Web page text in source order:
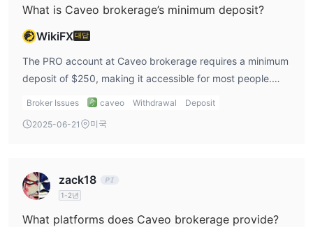
What is Caveo brokerage’s minimum deposit?
WikiFX대답
The PRO account at Caveo brokerage requires a minimum
deposit of $250, making it accessible for most people.
However, the Elite account requires a much higher deposit
Broker Issues caveo Withdrawal Deposit
2025-06-21 미국
zack18
1-2년
What platforms does Caveo brokerage provide?